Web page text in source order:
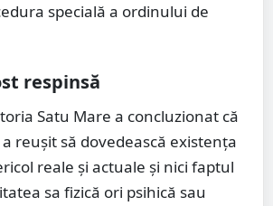
specială a ordinului de
respinsă
Satu Mare a concluzionat că
reușit să dovedească existența
reale și actuale și nici faptul
sa fizică ori psihică sau